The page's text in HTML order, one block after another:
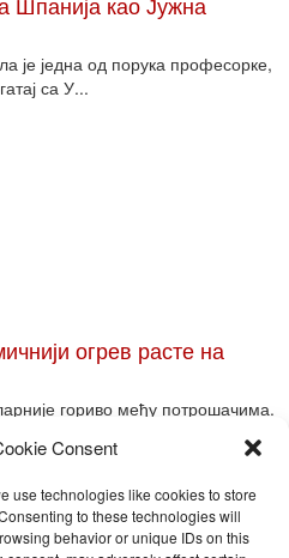
Consent
use technologies like cookies to store
to these technologies will
behavior or unique IDs on this
је једна од порука професорке,
са У...
огрев расте на
гориво међу потрошачима.